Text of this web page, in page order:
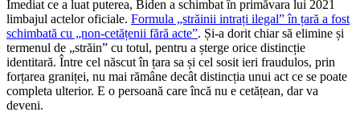
Imediat ce a luat puterea, Biden a schimbat în primăvara lui 2021
limbajul actelor oficiale. Formula „străinii intrați ilegal” în țară a fost
schimbată cu „non-cetățenii fără acte”. Și-a dorit chiar să elimine și
termenul de „străin” cu totul, pentru a șterge orice distincție
identitară. Între cel născut în țara sa și cel sosit ieri fraudulos, prin
forțarea graniței, nu mai rămâne decât distincția unui act ce se poate
completa ulterior. E o persoană care încă nu e cetățean, dar va
deveni.